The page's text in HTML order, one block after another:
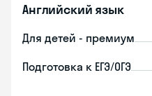
Английский язык
Для детей - премиум
Подготовка к ЕГЭ/ОГЭ